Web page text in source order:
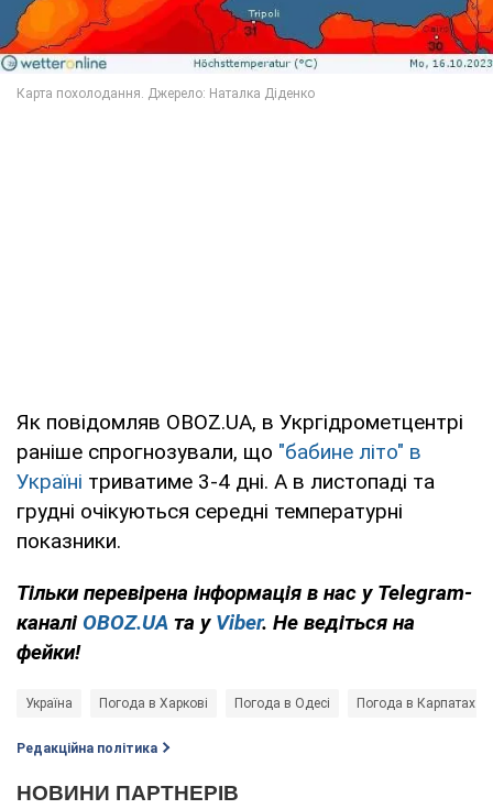
Як повідомляв OBOZ.UA, в Укргідрометцентрі
раніше спрогнозували, що "бабине літо" в
Україні триватиме 3-4 дні. А в листопаді та
грудні очікуються середні температурні
показники.
Тільки перевірена інформація в нас у Telegram-
каналі OBOZ.UA та у Viber. Не ведіться на
фейки!
Україна Погода в Харкові Погода в Одесі Погода в Карпатах
Редакційна політика